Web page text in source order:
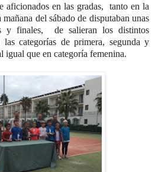
aficionados en las gradas, tanto en la
del sábado de disputaban unas
y finales, de salieran los distintos
las categorías de primera, segunda y
igual que en categoría femenina.